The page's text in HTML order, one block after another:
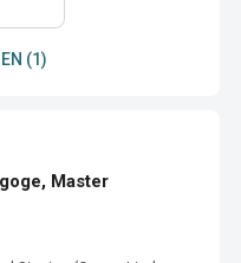
(1)
Master